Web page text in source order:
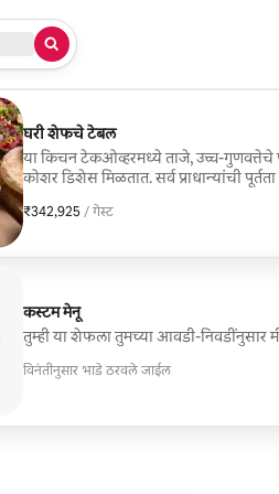
चेक आऊट
प्रकार
घरी शेफचे टेबल
या किचन टेकओव्हरमध्ये ताजे, उच्च-गुणवत्तेचे
कोशर डिशेस मिळतात. सर्व प्राधान्यांची
नियोजन सहयोगाने केले जाते. स्वच्छतेची
₹342,925 / गेस्ट
₹342,925 प्रति गेस्ट
कस्टम मेनू
तुम्ही या शेफला तुमच्या आवडी-निवडींनुसार
विनंतीनुसार भाडे ठरवले जाईल